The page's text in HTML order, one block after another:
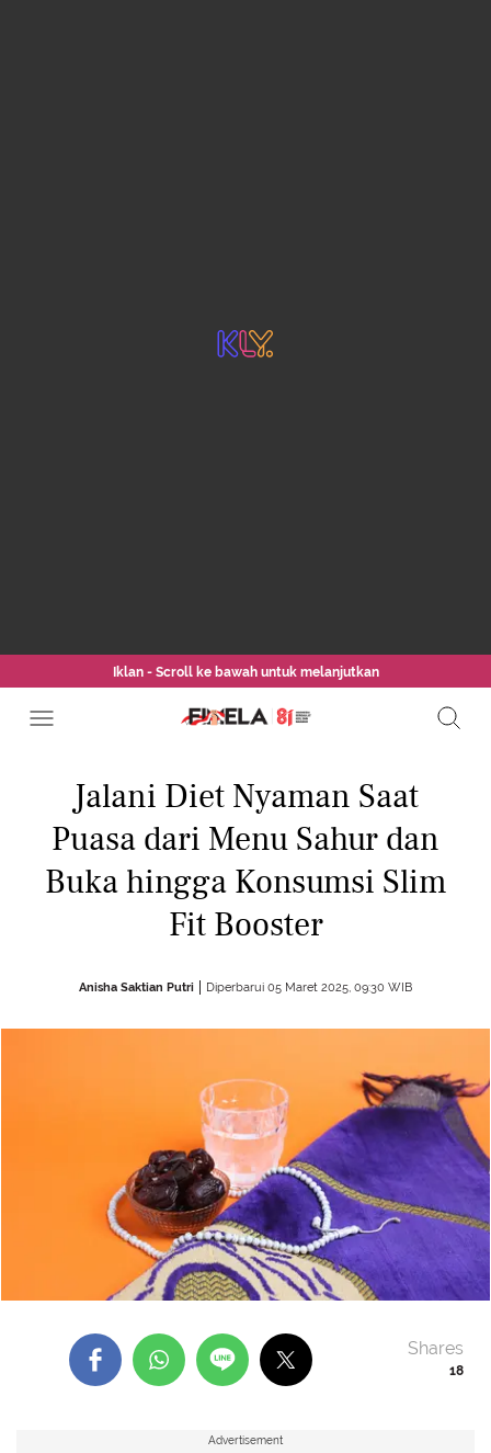
Iklan - Scroll ke bawah untuk melanjutkan
Jalani Diet Nyaman Saat
Puasa dari Menu Sahur dan
Buka hingga Konsumsi Slim
Fit Booster
Anisha Saktian Putri Diperbarui 05 Maret 2025, 09:30 WIB
18
Shares
Advertisement